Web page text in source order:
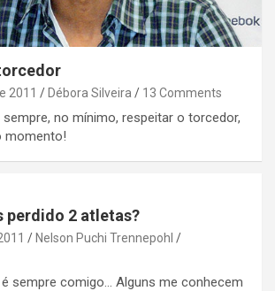
2011 Débora Silveira 13 Comments
no mínimo, respeitar o torcedor,
momento!
perdido 2 atletas?
Nelson Puchi Trennepohl
sempre comigo… Alguns me conhecem